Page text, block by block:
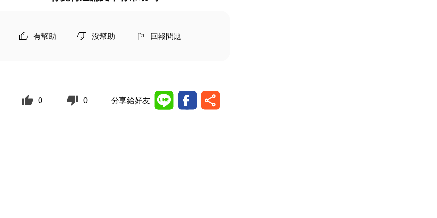
有幫助 沒幫助 回報問題
0 0 分享給好友